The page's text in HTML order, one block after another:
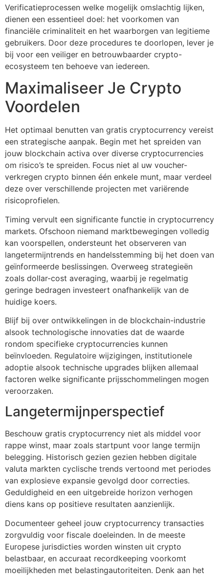
Verificatieprocessen welke mogelijk omslachtig lijken,
dienen een essentieel doel: het voorkomen van
financiële criminaliteit en het waarborgen van legitieme
gebruikers. Door deze procedures te doorlopen, lever je
bij voor een veiliger en betrouwbaarder crypto-
ecosysteem ten behoeve van iedereen.
Maximaliseer Je Crypto
Voordelen
Het optimaal benutten van gratis cryptocurrency vereist
een strategische aanpak. Begin met het spreiden van
jouw blockchain activa over diverse cryptocurrencies
om risico’s te spreiden. Focus niet al uw voucher-
verkregen crypto binnen één enkele munt, maar verdeel
deze over verschillende projecten met variërende
risicoprofielen.
Timing vervult een significante functie in cryptocurrency
markets. Ofschoon niemand marktbewegingen volledig
kan voorspellen, ondersteunt het observeren van
langetermijntrends en handelsstemming bij het doen van
geïnformeerde beslissingen. Overweeg strategieën
zoals dollar-cost averaging, waarbij je regelmatig
geringe bedragen investeert onafhankelijk van de
huidige koers.
Blijf bij over ontwikkelingen in de blockchain-industrie
alsook technologische innovaties dat de waarde
rondom specifieke cryptocurrencies kunnen
beïnvloeden. Regulatoire wijzigingen, institutionele
adoptie alsook technische upgrades blijken allemaal
factoren welke significante prijsschommelingen mogen
veroorzaken.
Langetermijnperspectief
Beschouw gratis cryptocurrency niet als middel voor
rappe winst, maar zoals startpunt voor lange termijn
belegging. Historisch gezien gezien hebben digitale
valuta markten cyclische trends vertoond met periodes
van explosieve expansie gevolgd door correcties.
Geduldigheid en een uitgebreide horizon verhogen
diens kans op positieve resultaten aanzienlijk.
Documenteer geheel jouw cryptocurrency transacties
zorgvuldig voor fiscale doeleinden. In de meeste
Europese jurisdicties worden winsten uit crypto
belastbaar, en accuraat recordkeeping voorkomt
moeilijkheden met belastingautoriteiten. Denk aan het